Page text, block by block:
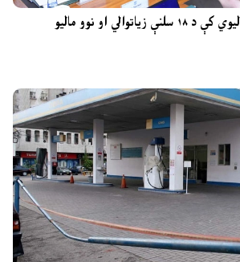
آی ایم ایف د پیټرولیم لیوي کې د ۱۸ سلنې زیاتوالي او نوو مالیو